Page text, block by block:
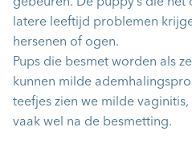
latere leeftijd problemen
hersenen of ogen.
Pups die besmet worden als
kunnen milde
teefjes zien we milde vaginitis,
vaak wel na de besmetting.